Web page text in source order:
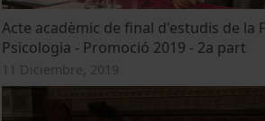
Acte acadèmic de final d'estudis de la
Psicologia - Promoció 2019 - 2a part
11 Diciembre, 2019